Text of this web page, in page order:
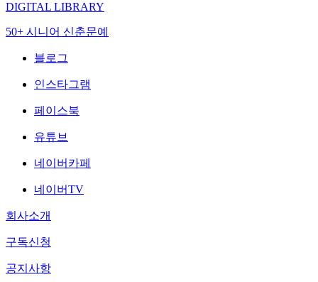
DIGITAL LIBRARY
50+ 시니어 신춘문예
블로그
인스타그램
페이스북
유튜브
네이버카페
네이버TV
회사소개
구독신청
공지사항